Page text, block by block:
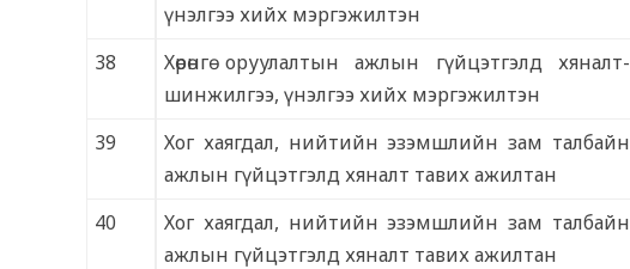
үнэлгээ хийх мэргэжилтэн
38
Хөрөнгө оруулалтын ажлын гүйцэтгэлд хяналт-
шинжилгээ, үнэлгээ хийх мэргэжилтэн
39
Хог хаягдал, нийтийн эзэмшлийн зам талбайн
ажлын гүйцэтгэлд хяналт тавих ажилтан
40
Хог хаягдал, нийтийн эзэмшлийн зам талбайн
ажлын гүйцэтгэлд хяналт тавих ажилтан